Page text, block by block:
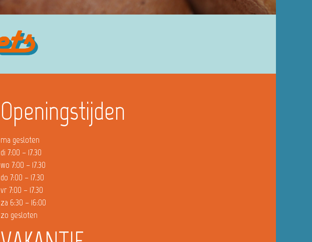
Openingstijden
ma gesloten
di 7:00 – 17.30
wo 7:00 – 17.30
do 7:00 – 17.30
vr 7:00 – 17.30
za 6:30 – 16:00
zo gesloten